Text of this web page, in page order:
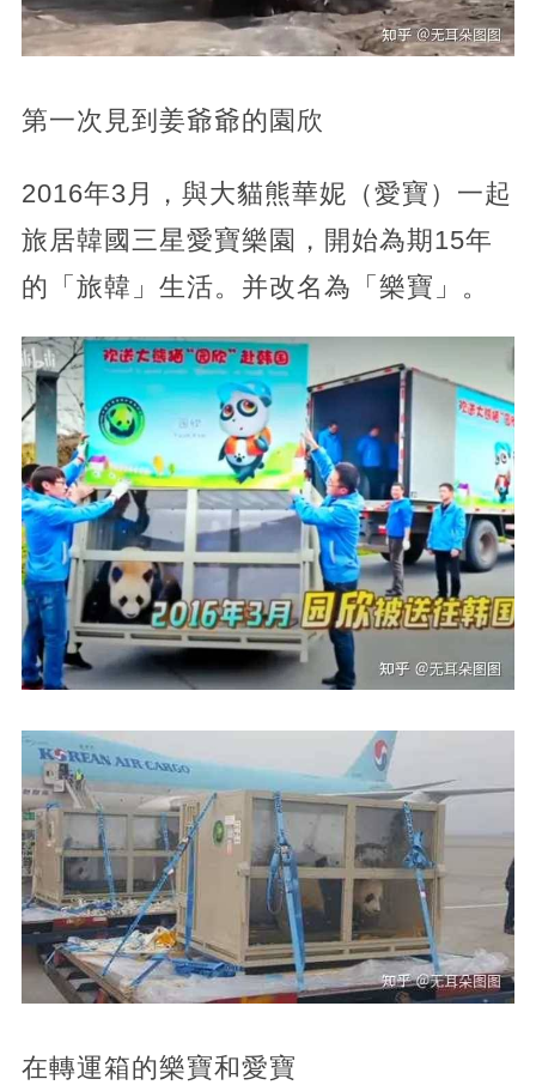
第一次見到姜爺爺的園欣
2016年3月，與大貓熊華妮（愛寶）一起
旅居韓國三星愛寶樂園，開始為期15年
的「旅韓」生活。并改名為「樂寶」。
在轉運箱的樂寶和愛寶